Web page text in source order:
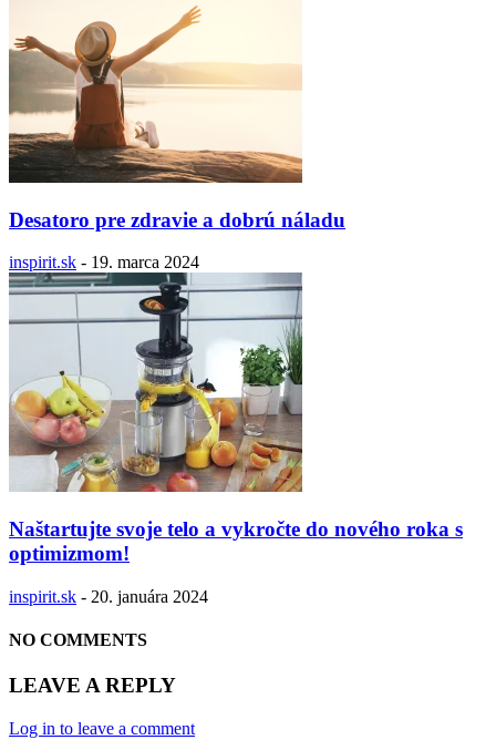
Desatoro pre zdravie a dobrú náladu
inspirit.sk - 19. marca 2024
Naštartujte svoje telo a vykročte do nového roka s
optimizmom!
inspirit.sk - 20. januára 2024
NO COMMENTS
LEAVE A REPLY
Log in to leave a comment